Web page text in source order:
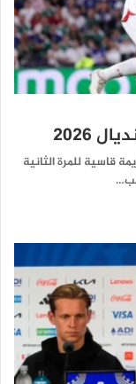
2026
0-4 ويتعرض لهزيمة قاسية للمرة الثانية